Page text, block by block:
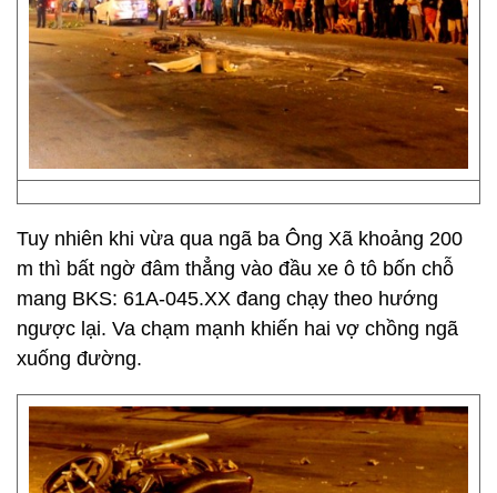
Tuy nhiên khi vừa qua ngã ba Ông Xã khoảng 200
m thì bất ngờ đâm thẳng vào đầu xe ô tô bốn chỗ
mang BKS: 61A-045.XX đang chạy theo hướng
ngược lại. Va chạm mạnh khiến hai vợ chồng ngã
xuống đường.